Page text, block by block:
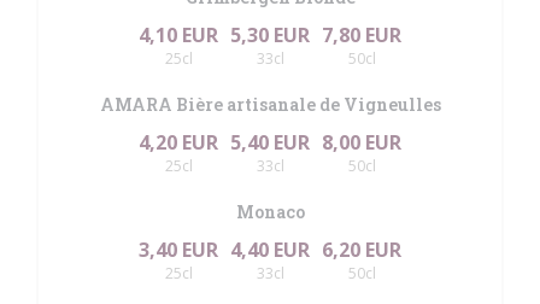
4,10 EUR
25cl
5,30 EUR
33cl
7,80 EUR
50cl
AMARA Bière artisanale de Vigneulles
4,20 EUR
25cl
5,40 EUR
33cl
8,00 EUR
50cl
Monaco
3,40 EUR
25cl
4,40 EUR
33cl
6,20 EUR
50cl